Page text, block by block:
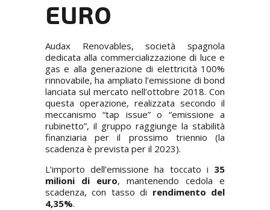
EURO
Audax Renovables, società spagnola
dedicata alla commercializzazione di luce e
gas e alla generazione di elettricità 100%
rinnovabile, ha ampliato l’emissione di bond
lanciata sul mercato nell’ottobre 2018. Con
questa operazione, realizzata secondo il
meccanismo “tap issue” o “emissione a
rubinetto”, il gruppo raggiunge la stabilità
finanziaria per il prossimo triennio (la
scadenza è prevista per il 2023).
L’importo dell’emissione ha toccato i 35
milioni di euro, mantenendo cedola e
scadenza, con tasso di rendimento del
4,35%.